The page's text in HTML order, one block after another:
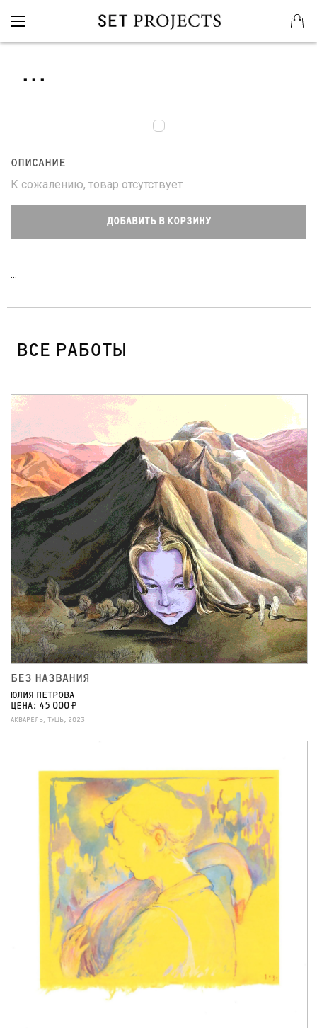
...
ОПИСАНИЕ
К сожалению, товар отсутствует
ДОБАВИТЬ В КОРЗИНУ
...
ВСЕ РАБОТЫ
БЕЗ НАЗВАНИЯ
ЮЛИЯ ПЕТРОВА
ЦЕНА: 45 000 ₽
АКВАРЕЛЬ, ТУШЬ, 2023